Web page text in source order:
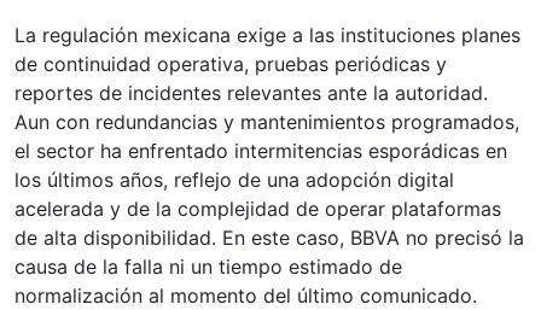
La regulación mexicana exige a las instituciones planes
de continuidad operativa, pruebas periódicas y
reportes de incidentes relevantes ante la autoridad.
Aun con redundancias y mantenimientos programados,
el sector ha enfrentado intermitencias esporádicas en
los últimos años, reflejo de una adopción digital
acelerada y de la complejidad de operar plataformas
de alta disponibilidad. En este caso, BBVA no precisó la
causa de la falla ni un tiempo estimado de
normalización al momento del último comunicado.